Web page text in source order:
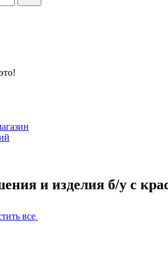
и изделия б/у с
все